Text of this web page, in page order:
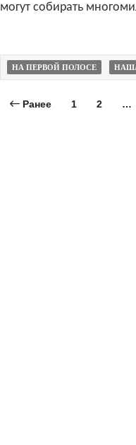
могут собирать
НА ПЕРВОЙ ПОЛОСЕ
Ранее 1 2 …